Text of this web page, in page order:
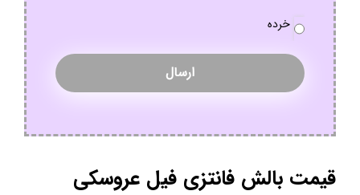
خرده
قیمت بالش فانتزی فیل عروسکی